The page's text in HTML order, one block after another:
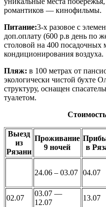
романтиков — кинофильмы.
Питание:3-х разовое с
доп.оплату (600 р.в день по
столовой на 400 посадочных
кондиционирования воздуха.
Пляж: в 100 метрах от
экологически чистой бухте
структуру, оснащен
туалетом.
Выезд
из
Рязани
Проживание
9 ночей
в
24.06 – 03.07 04.07
02.07
03.07 —
12.07
13.07